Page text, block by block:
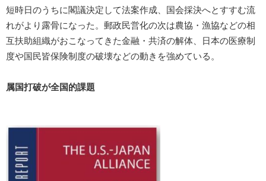
短時日のうちに閣議決定して法案作成、国会採決へとすすむ流
れがより露骨になった。郵政民営化の次は農協・漁協などの相
互扶助組織がおこなってきた金融・共済の解体、日本の医療制
度や国民皆保険制度の破壊などの動きを強めている。
属国打破が全国的課題